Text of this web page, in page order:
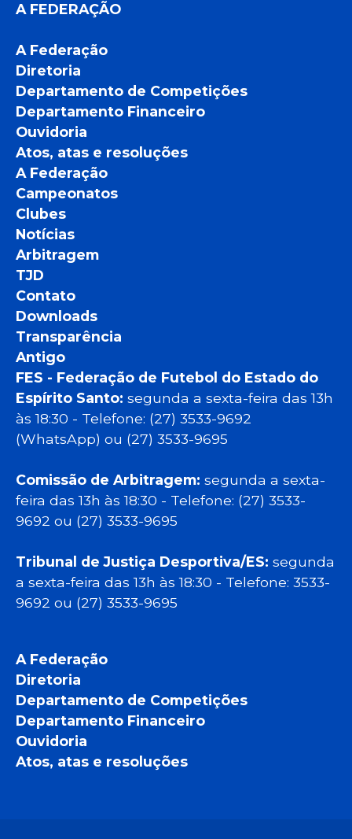
A FEDERAÇÃO
A Federação
Diretoria
Departamento de Competições
Departamento Financeiro
Ouvidoria
Atos, atas e resoluções
A Federação
Campeonatos
Clubes
Notícias
Arbitragem
TJD
Contato
Downloads
Transparência
Antigo
FES - Federação de Futebol do Estado do
Espírito Santo: segunda a sexta-feira das 13h
às 18:30 - Telefone: (27) 3533-9692
(WhatsApp) ou (27) 3533-9695
Comissão de Arbitragem: segunda a sexta-
feira das 13h às 18:30 - Telefone: (27) 3533-
9692 ou (27) 3533-9695
Tribunal de Justiça Desportiva/ES: segunda
a sexta-feira das 13h às 18:30 - Telefone: 3533-
9692 ou (27) 3533-9695
A Federação
Diretoria
Departamento de Competições
Departamento Financeiro
Ouvidoria
Atos, atas e resoluções